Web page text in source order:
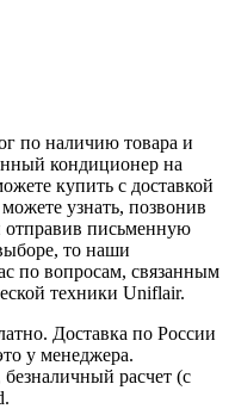
по наличию товара и
кондиционер на
купить с доставкой
узнать, позвонив
отправив письменную
то наши
по вопросам, связанным
техники Uniflair.
Доставка по России
у менеджера.
расчет (с